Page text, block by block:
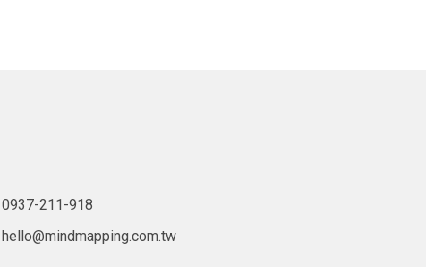
0937-211-918
hello@mindmapping.com.tw